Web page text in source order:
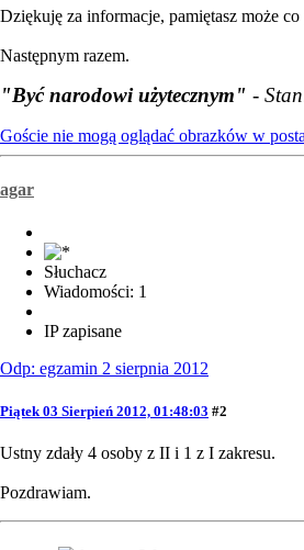
Dziękuję za informacje, pamiętasz może
Następnym razem.
"Być narodowi użytecznym" -
Goście nie mogą oglądać obrazków w
agar
Słuchacz
Wiadomości: 1
IP zapisane
Odp: egzamin 2 sierpnia 2012
Piątek 03 Sierpień 2012, 01:48:03 #2
Ustny zdały 4 osoby z II i 1 z I zakresu.
Pozdrawiam.